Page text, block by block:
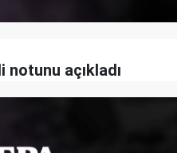
açıkladı